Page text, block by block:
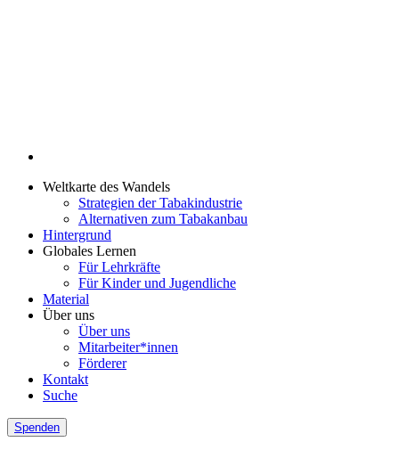
Weltkarte des Wandels
Strategien der Tabakindustrie
Alternativen zum Tabakanbau
Hintergrund
Globales Lernen
Für Lehrkräfte
Für Kinder und Jugendliche
Material
Über uns
Über uns
Mitarbeiter*innen
Förderer
Kontakt
Suche
Spenden